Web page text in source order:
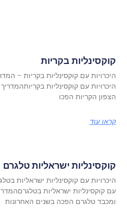
קוקסינליות בקריות
היכרויות עם קוקסינליות
הצפון הקריות הפכו
קראו עוד
קוקסינליות ישראליות טלגרם
עם קוקסינליות ישראליות
ומכבד טלגרם הפכה בשנים האחרונות